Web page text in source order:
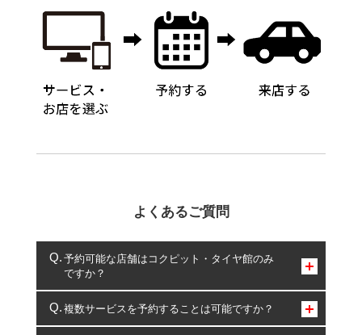
よくあるご質問
予約可能な店舗はコクピット・タイヤ館のみ
ですか？
コクピット・タイヤ館のみとなります。
複数サービスを予約することは可能ですか？